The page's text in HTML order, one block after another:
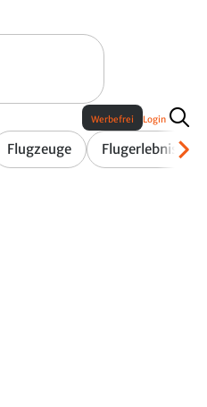
Flugzeuge Flugerlebnis
Werbefrei Login